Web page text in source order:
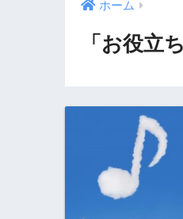
ホーム
「お役立